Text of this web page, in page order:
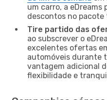
um carro, a
descontos no pacote
Tire partido das
ao subscrever o
excelentes ofertas
automóveis durante
vantagem adicional
flexibilidade e